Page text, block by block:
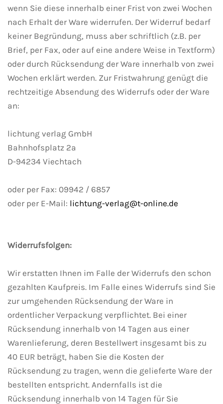
wenn Sie diese innerhalb einer Frist von zwei Wochen
nach Erhalt der Ware widerrufen. Der Widerruf bedarf
keiner Begründung, muss aber schriftlich (z.B. per
Brief, per Fax, oder auf eine andere Weise in Textform)
oder durch Rücksendung der Ware innerhalb von zwei
Wochen erklärt werden. Zur Fristwahrung genügt die
rechtzeitige Absendung des Widerrufs oder der Ware
an:
lichtung verlag GmbH
Bahnhofsplatz 2a
D-94234 Viechtach
oder per Fax: 09942 / 6857
oder per E-Mail: lichtung-verlag@t-online.de
Widerrufsfolgen:
Wir erstatten Ihnen im Falle der Widerrufs den schon
gezahlten Kaufpreis. Im Falle eines Widerrufs sind Sie
zur umgehenden Rücksendung der Ware in
ordentlicher Verpackung verpflichtet. Bei einer
Rücksendung innerhalb von 14 Tagen aus einer
Warenlieferung, deren Bestellwert insgesamt bis zu
40 EUR beträgt, haben Sie die Kosten der
Rücksendung zu tragen, wenn die gelieferte Ware der
bestellten entspricht. Andernfalls ist die
Rücksendung innerhalb von 14 Tagen für Sie